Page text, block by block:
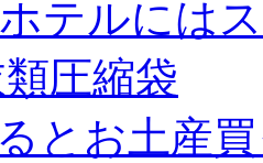
テルには
圧縮袋
とお土産